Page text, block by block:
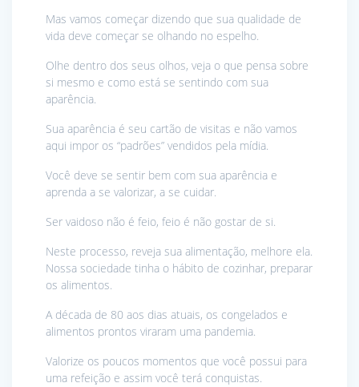
Mas vamos começar dizendo que sua qualidade de
vida deve começar se olhando no espelho.
Olhe dentro dos seus olhos, veja o que pensa sobre
si mesmo e como está se sentindo com sua
aparência.
Sua aparência é seu cartão de visitas e não vamos
aqui impor os “padrões” vendidos pela mídia.
Você deve se sentir bem com sua aparência e
aprenda a se valorizar, a se cuidar.
Ser vaidoso não é feio, feio é não gostar de si.
Neste processo, reveja sua alimentação, melhore ela.
Nossa sociedade tinha o hábito de cozinhar, preparar
os alimentos.
A década de 80 aos dias atuais, os congelados e
alimentos prontos viraram uma pandemia.
Valorize os poucos momentos que você possui para
uma refeição e assim você terá conquistas.